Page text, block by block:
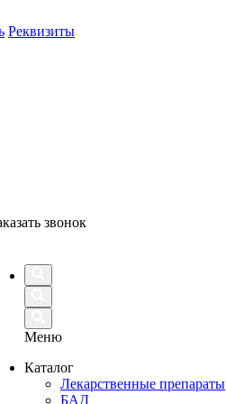
Реквизиты
звонок
Меню
Каталог
Лекарственные препараты
БАД